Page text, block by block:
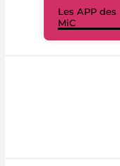
Les APP des
MiC